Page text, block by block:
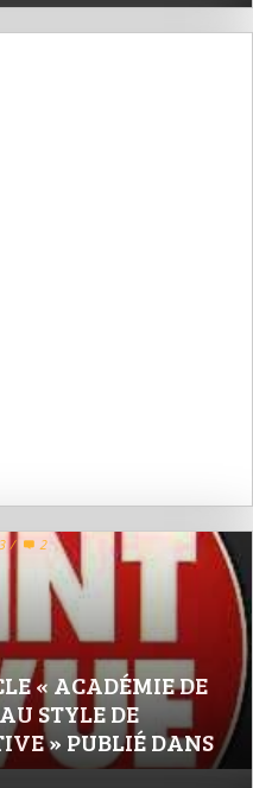
« ACADÉMIE DE
STYLE DE
» PUBLIÉ DANS
/ 2